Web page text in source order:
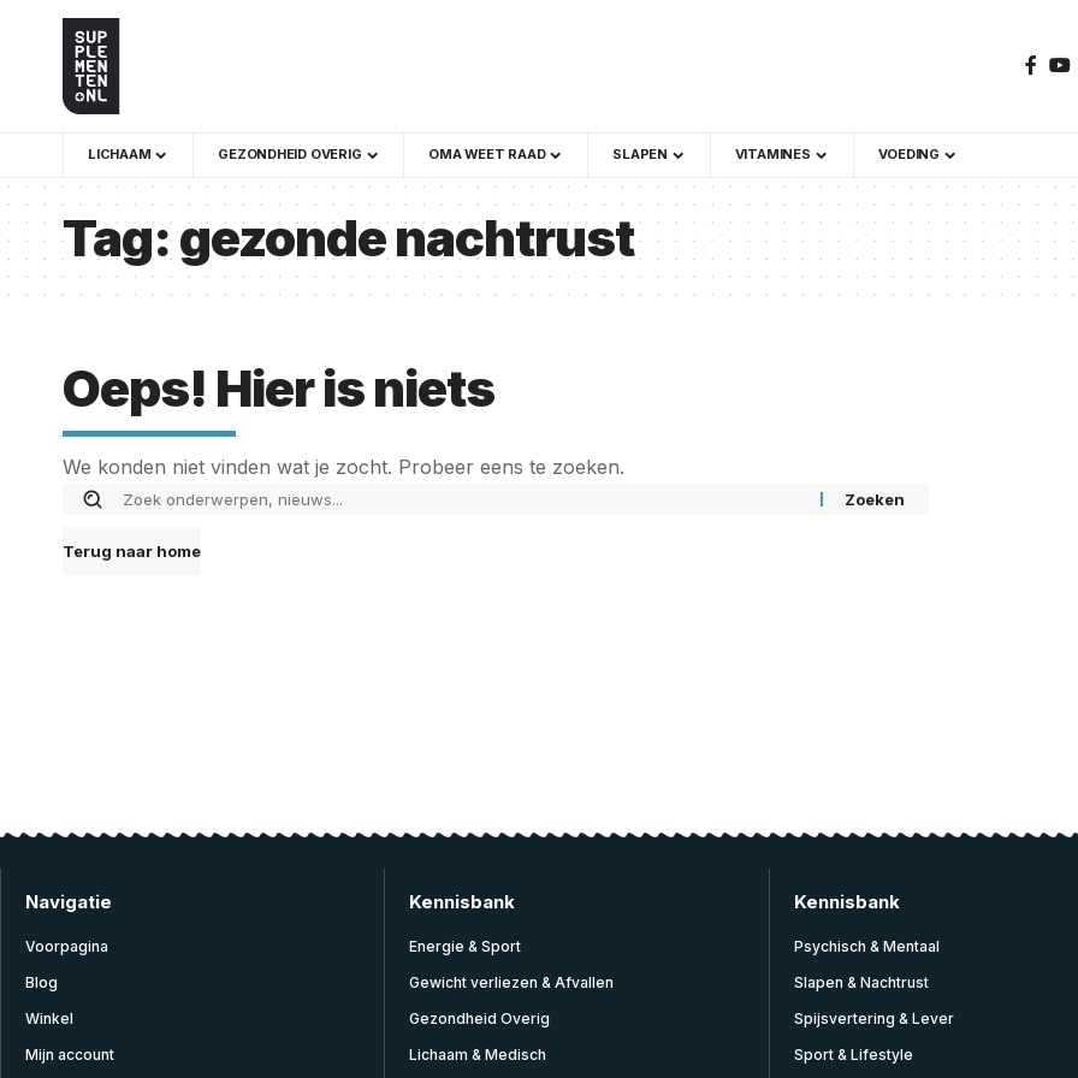
LICHAAM GEZONDHEID OVERIG OMA WEET RAAD SLAPEN VITAMINES VOEDING
Tag:gezonde nachtrust
Oeps! Hier is niets
We konden niet vinden wat je zocht. Probeer eens te zoeken.
Terug naar home
Navigatie
Voorpagina
Blog
Winkel
Mijn account
Kennisbank
Energie & Sport
Gewicht verliezen & Afvallen
Gezondheid Overig
Lichaam & Medisch
Kennisbank
Psychisch & Mentaal
Slapen & Nachtrust
Spijsvertering & Lever
Sport & Lifestyle